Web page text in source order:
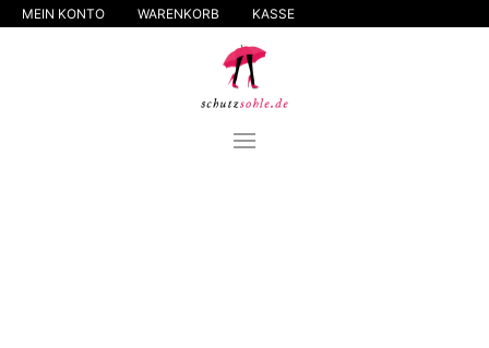
MEIN KONTO WARENKORB KASSE